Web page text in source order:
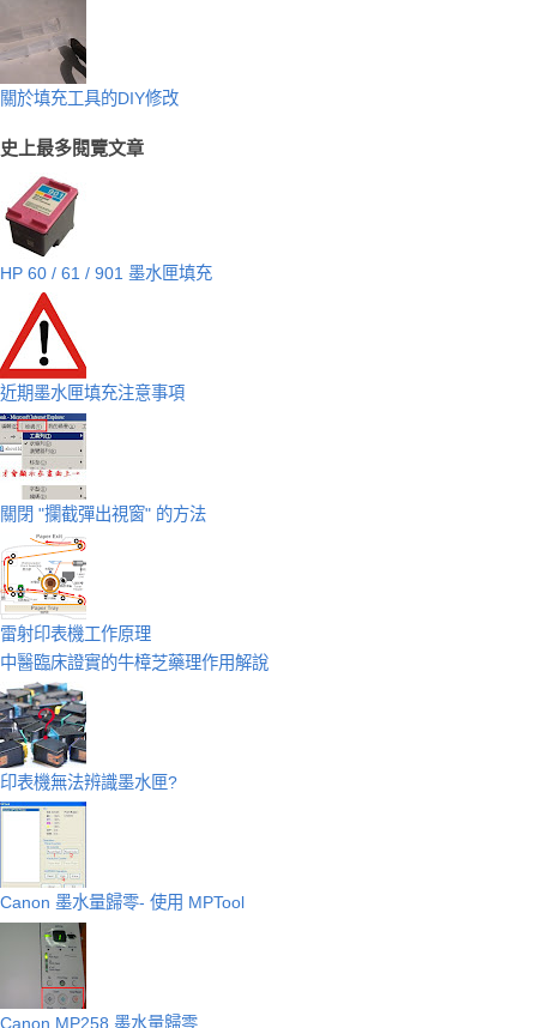
關於填充工具的DIY修改
史上最多閱覽文章
HP 60 / 61 / 901 墨水匣填充
近期墨水匣填充注意事項
關閉 "攔截彈出視窗" 的方法
雷射印表機工作原理
中醫臨床證實的牛樟芝藥理作用解說
印表機無法辨識墨水匣?
Canon 墨水量歸零- 使用 MPTool
Canon MP258 墨水量歸零